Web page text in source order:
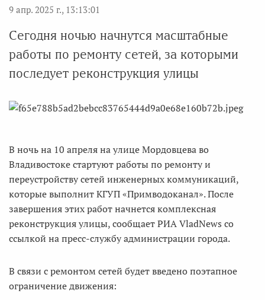
9 апр. 2025 г., 13:13:01
Сегодня ночью начнутся масштабные
работы по ремонту сетей, за которыми
последует реконструкция улицы
В ночь на 10 апреля на улице Мордовцева во
Владивостоке стартуют работы по ремонту и
переустройству сетей инженерных коммуникаций,
которые выполнит КГУП «Примводоканал». После
завершения этих работ начнется комплексная
реконструкция улицы, сообщает РИА VladNews со
ссылкой на пресс-службу администрации города.
В связи с ремонтом сетей будет введено поэтапное
ограничение движения: